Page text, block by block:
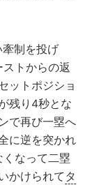
制を投げ
トからの返
ットポジショ
残り4秒とな
で再び一塁へ
に逆を突かれ
なって二塁
かけられて タ